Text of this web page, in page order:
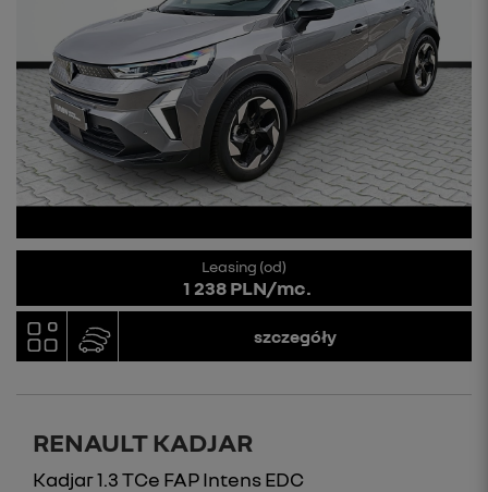
Leasing (od)
1 238 PLN/mc.
szczegóły
RENAULT KADJAR
Kadjar 1.3 TCe FAP Intens EDC